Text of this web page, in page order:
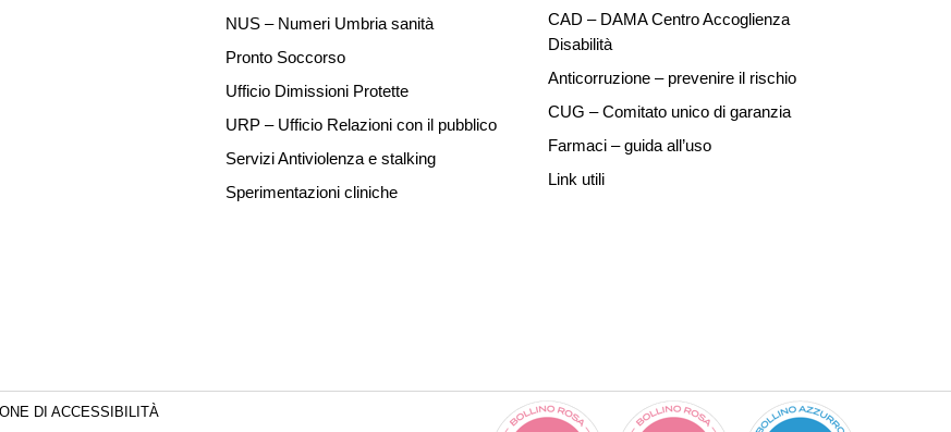
NUS – Numeri Umbria sanità
Pronto Soccorso
Ufficio Dimissioni Protette
URP – Ufficio Relazioni con il pubblico
Servizi Antiviolenza e stalking
Sperimentazioni cliniche
CAD – DAMA Centro Accoglienza
Disabilità
Anticorruzione – prevenire il rischio
CUG – Comitato unico di garanzia
Farmaci – guida all’uso
Link utili
DI ACCESSIBILITÀ